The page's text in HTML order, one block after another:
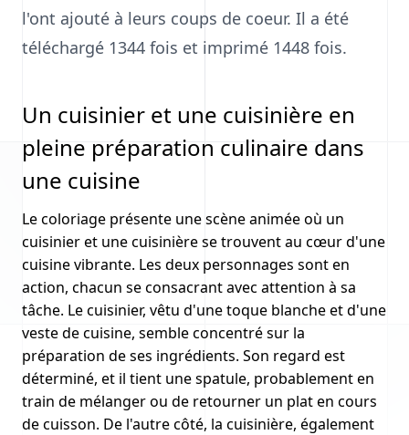
l'ont ajouté à leurs coups de coeur. Il a été
téléchargé 1344 fois et imprimé 1448 fois.
Un cuisinier et une cuisinière en
pleine préparation culinaire dans
une cuisine
Le coloriage présente une scène animée où un
cuisinier et une cuisinière se trouvent au cœur d'une
cuisine vibrante. Les deux personnages sont en
action, chacun se consacrant avec attention à sa
tâche. Le cuisinier, vêtu d'une toque blanche et d'une
veste de cuisine, semble concentré sur la
préparation de ses ingrédients. Son regard est
déterminé, et il tient une spatule, probablement en
train de mélanger ou de retourner un plat en cours
de cuisson. De l'autre côté, la cuisinière, également